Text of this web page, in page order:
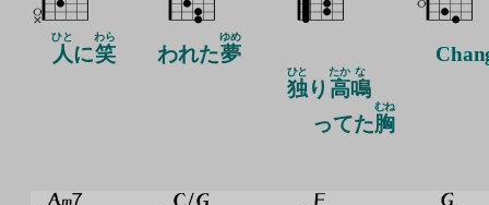
人
ひと
に笑
わら
われた夢
ゆめ
独
ひと
り 高
たか
鳴
な
ってた胸
むね